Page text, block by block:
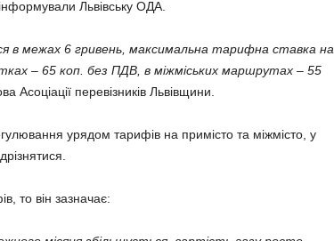
Львівську ОДА.
в межах 6 гривень, максимальна тарифна ставка на
– 65 коп. без ПДВ, в міжміських маршрутах – 55
Асоціації перевізників Львівщини.
урядом тарифів на примісто та міжмісто, у
то він зазначає: